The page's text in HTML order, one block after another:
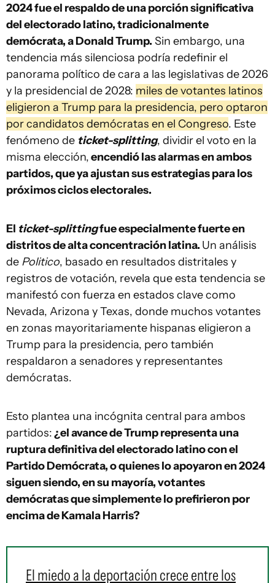
2024 fue el respaldo de una porción significativa
del electorado latino, tradicionalmente
demócrata, a Donald Trump. Sin embargo, una
tendencia más silenciosa podría redefinir el
panorama político de cara a las legislativas de 2026
y la presidencial de 2028: miles de votantes latinos
eligieron a Trump para la presidencia, pero optaron
por candidatos demócratas en el Congreso. Este
fenómeno de ticket-splitting, dividir el voto en la
misma elección,encendió las alarmas en ambos
partidos, que ya ajustan sus estrategias para los
próximos ciclos electorales.
El ticket-splittingfue especialmente fuerte en
distritos de alta concentración latina. Un análisis
de Politico, basado en resultados distritales y
registros de votación, revela que esta tendencia se
manifestó con fuerza en estados clave como
Nevada, Arizona y Texas, donde muchos votantes
en zonas mayoritariamente hispanas eligieron a
Trump para la presidencia, pero también
respaldaron a senadores y representantes
demócratas.
Esto plantea una incógnita central para ambos
partidos:¿el avance de Trump representa una
ruptura definitiva del electorado latino con el
Partido Demócrata, o quienes lo apoyaron en 2024
siguen siendo, en su mayoría, votantes
demócratas que simplemente lo prefirieron por
encima de Kamala Harris?
El miedo a la deportación crece entre los